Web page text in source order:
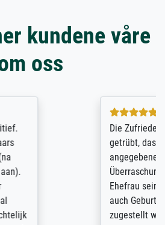
kundene våre
oss
ist auch nicht dadurch
Bild entgegen einer
(sollte eine
die normannische
Hochzeits- gleichzeitig
sein) doch nach zu Hause